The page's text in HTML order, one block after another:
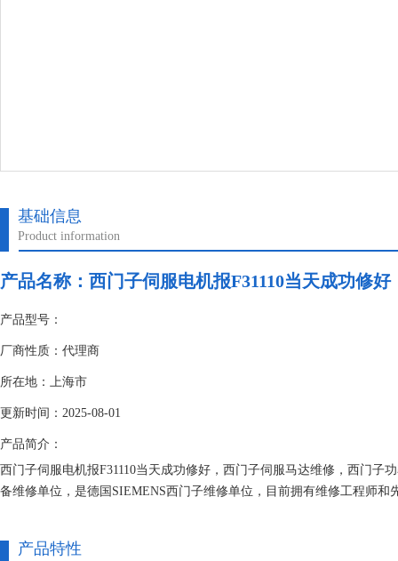
基础信息
Product information
产品名称： 西门子伺服电机报F31110当天成功修好
产品型号：
厂商性质：代理商
所在地：上海市
更新时间：2025-08-01
产品简介：
西门子伺服电机报F31110当天成功修好，西门子伺服马达维修，西门
备维修单位，是德国SIEMENS西门子维修单位，目前拥有维修工程师
产品特性